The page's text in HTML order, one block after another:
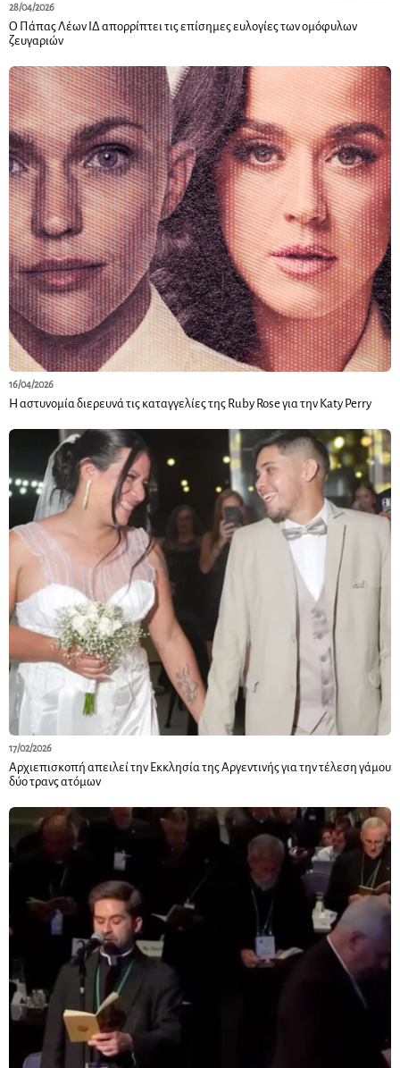
28/04/2026
Ο Πάπας Λέων ΙΔ απορρίπτει τις επίσημες ευλογίες των ομόφυλων
ζευγαριών
16/04/2026
Η αστυνομία διερευνά τις καταγγελίες της Ruby Rose για την Katy Perry
17/02/2026
Αρχιεπισκοπή απειλεί την Εκκλησία της Αργεντινής για την τέλεση γάμου
δύο τρανς ατόμων